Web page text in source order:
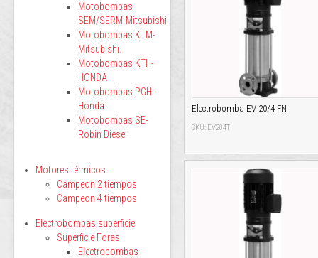
Electrobomba EV 20/4 FN
SKU: EV204T
Motobombas
SEM/SERM-Mitsubishi
Motobombas KTM-
Mitsubishi.
Motobombas KTH-
HONDA
Motobombas PGH-
Honda
Motobombas SE-
Robin Diesel
Motores térmicos
Campeon 2 tiempos
Campeon 4 tiempos
Electrobombas superficie
Superficie Foras
Electrobombas